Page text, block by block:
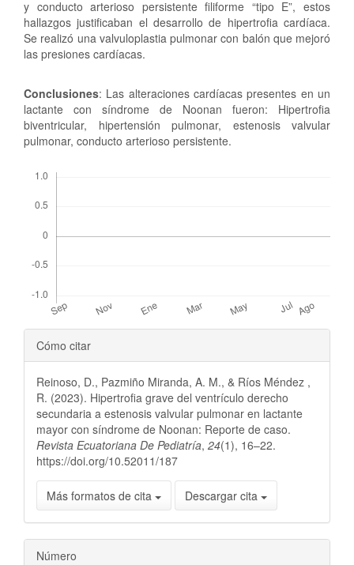
y conducto arterioso persistente filiforme “tipo E”, estos
hallazgos justificaban el desarrollo de hipertrofia cardíaca.
Se realizó una valvuloplastia pulmonar con balón que mejoró
las presiones cardíacas.
Conclusiones: Las alteraciones cardíacas presentes en un
lactante con síndrome de Noonan fueron: Hipertrofia
biventricular, hipertensión pulmonar, estenosis valvular
pulmonar, conducto arterioso persistente.
Detalles
del
artículo
Cómo citar
Reinoso, D., Pazmiño Miranda, A. M., & Ríos Méndez ,
R. (2023). Hipertrofia grave del ventrículo derecho
secundaria a estenosis valvular pulmonar en lactante
mayor con síndrome de Noonan: Reporte de caso.
Revista Ecuatoriana De Pediatría, 24(1), 16–22.
https://doi.org/10.52011/187
Más formatos de cita Descargar cita
Número